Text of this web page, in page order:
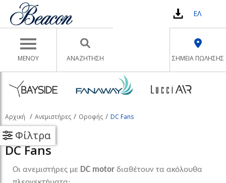
Toggle navigation
ΜΕΝΟΥ
ΕΛ
ΣΗΜΕΙΑ ΠΩΛΗΣΗΣ
ΑΝΑΖΉΤΗΣΗ
Αρχική Ανεμιστήρες Οροφής DC Fans
Φίλτρα
DC Fans
Οι ανεμιστήρες με DC motor διαθέτουν τα ακόλουθα